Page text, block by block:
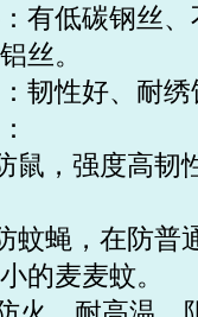
有低碳钢丝
丝。
韧性好、耐
鼠，强度高韧
蚊蝇，在防普
的麦麦蚊。